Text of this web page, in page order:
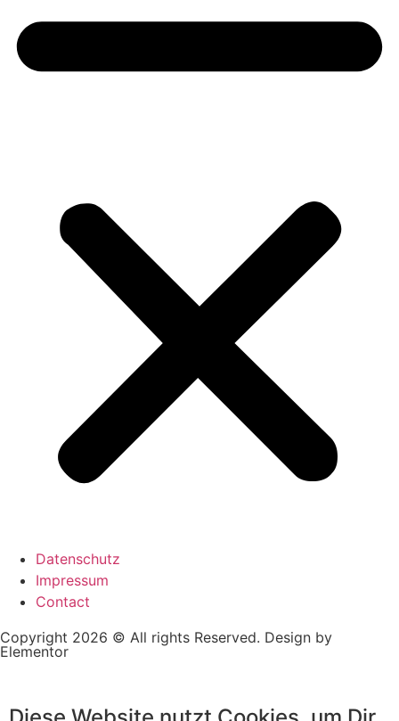
Datenschutz
Impressum
Contact
Copyright 2026 © All rights Reserved. Design by
Elementor